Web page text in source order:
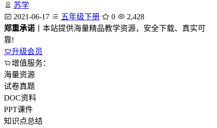
苏学
2021-06-17
五年级下册 0
2,428
郑重承诺 丨本站提供海量精品教学资源，安全下载、真实可
靠!
升级会员
增值服务：
海量资源
试卷真题
DOC资料
PPT课件
知识点总结